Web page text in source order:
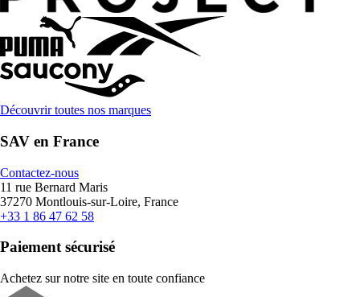
Découvrir toutes nos marques
SAV en France
Contactez-nous
11 rue Bernard Maris
37270 Montlouis-sur-Loire, France
+33 1 86 47 62 58
Paiement sécurisé
Achetez sur notre site en toute confiance